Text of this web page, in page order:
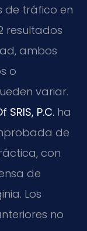
de tráfico en
resultados
ambos
o
variar.
SRIS, P.C. ha
de
con
de
Los
no